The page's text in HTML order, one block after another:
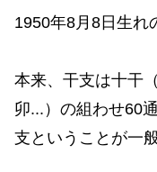
1950年8月8日生れ
本来、干支は十干
卯...）の組わせ60
支ということが一